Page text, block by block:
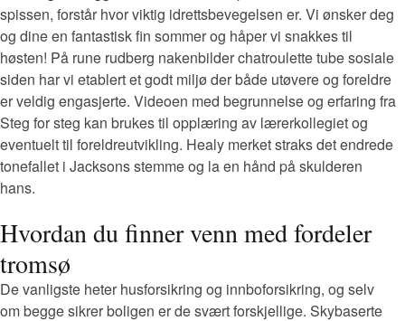
spissen, forstår hvor viktig idrettsbevegelsen er. Vi ønsker deg
og dine en fantastisk fin sommer og håper vi snakkes til
høsten! På rune rudberg nakenbilder chatroulette tube sosiale
siden har vi etablert et godt miljø der både utøvere og foreldre
er veldig engasjerte. Videoen med begrunnelse og erfaring fra
Steg for steg kan brukes til opplæring av lærerkollegiet og
eventuelt til foreldreutvikling. Healy merket straks det endrede
tonefallet i Jacksons stemme og la en hånd på skulderen
hans.
Hvordan du finner venn med fordeler
tromsø
De vanligste heter husforsikring og innboforsikring, og selv
om begge sikrer boligen er de svært forskjellige. Skybaserte